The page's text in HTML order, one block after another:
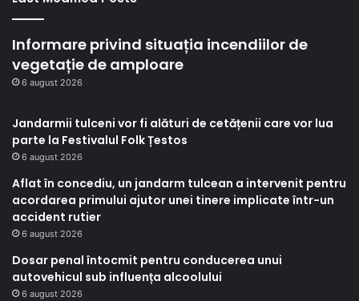
Informare privind situația incendiilor de
vegetație de amploare
6 august 2026
Jandarmii tulceni vor fi alături de cetățenii care vor lua
parte la Festivalul Folk Țestos
6 august 2026
Aflat în concediu, un jandarm tulcean a intervenit pentru
acordarea primului ajutor unei tinere implicate într-un
accident rutier
6 august 2026
Dosar penal întocmit pentru conducerea unui
autovehicul sub influența alcoolului
6 august 2026